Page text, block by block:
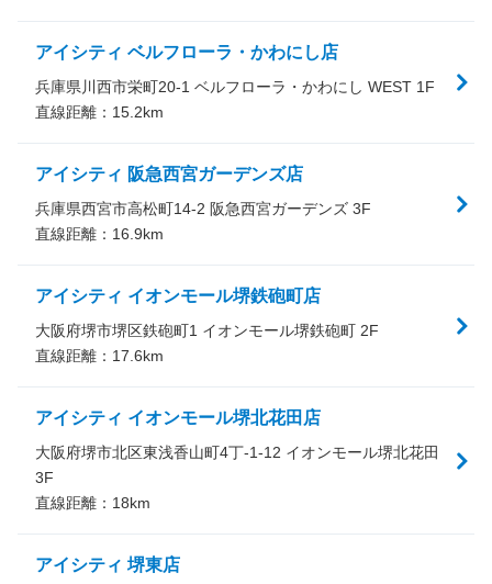
アイシティ ベルフローラ・かわにし店
兵庫県川西市栄町20-1 ベルフローラ・かわにし WEST 1F
直線距離： 15.2km
アイシティ 阪急西宮ガーデンズ店
兵庫県西宮市高松町14-2 阪急西宮ガーデンズ 3F
直線距離： 16.9km
アイシティ イオンモール堺鉄砲町店
大阪府堺市堺区鉄砲町1 イオンモール堺鉄砲町 2F
直線距離： 17.6km
アイシティ イオンモール堺北花田店
大阪府堺市北区東浅香山町4丁-1-12 イオンモール堺北花田
3F
直線距離： 18km
アイシティ 堺東店